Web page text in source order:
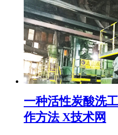
一种活性炭酸洗
作方法 X技术网